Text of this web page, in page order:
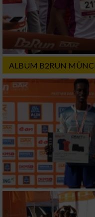
ALBUM B2RUN
Werbung